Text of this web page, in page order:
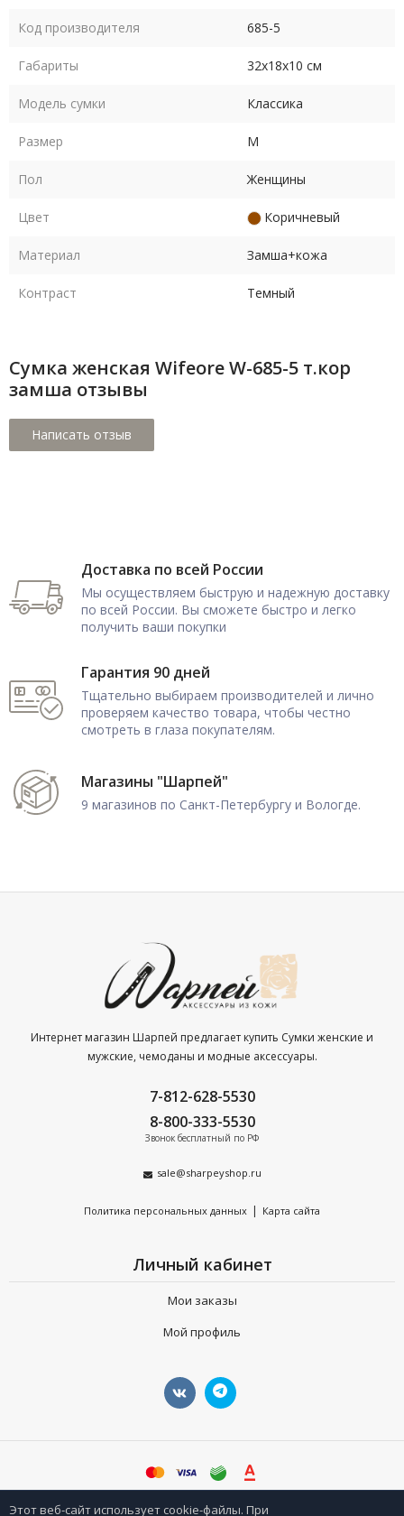
Код производителя 685-5
Габариты 32х18х10 см
Модель сумки Классика
Размер M
Пол Женщины
Цвет Коричневый
Материал Замша+кожа
Контраст Темный
Сумка женская Wifeore W-685-5 т.кор
замша отзывы
Доставка по всей России
Мы осуществляем быструю и надежную доставку
по всей России. Вы сможете быстро и легко
получить ваши покупки
Гарантия 90 дней
Тщательно выбираем производителей и лично
проверяем качество товара, чтобы честно
смотреть в глаза покупателям.
Магазины "Шарпей"
9 магазинов по Санкт-Петербургу и Вологде.
Интернет магазин Шарпей предлагает купить Сумки женские и
мужские, чемоданы и модные аксессуары.
7-812-628-5530
8-800-333-5530
Звонок бесплатный по РФ
sale@sharpeyshop.ru
Политика персональных данных | Карта сайта
Личный кабинет
Мои заказы
Мой профиль
©sharpeyshop.ru
Этот веб-сайт использует cookie-файлы. При